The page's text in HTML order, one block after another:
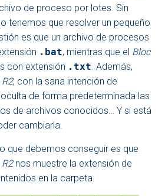
de proceso por lotes. Sin
tenemos que resolver un pequeño
es que un archivo de procesos
.bat, mientras que el Bloc
con extensión .txt. Además,
, con la sana intención de
de forma predeterminada las
de archivos conocidos… Y si está
cambiarla.
que debemos conseguir es que
nos muestre la extensión de
en la carpeta.